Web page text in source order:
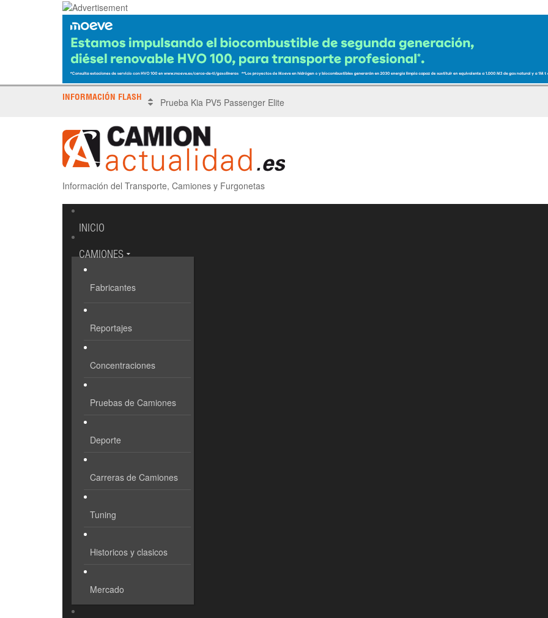
INFORMACIÓN FLASH X Tronada Almería | Encuentro del Pegaso Troner
Información del Transporte, Camiones y Furgonetas
INICIO
CAMIONES
Fabricantes
Reportajes
Concentraciones
Pruebas de Camiones
Deporte
Carreras de Camiones
Tuning
Historicos y clasicos
Mercado